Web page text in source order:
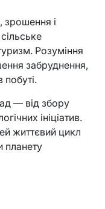
зрошення і
Розуміння
забруднення,
— від збору
ініціатив.
життєвий цикл
планету